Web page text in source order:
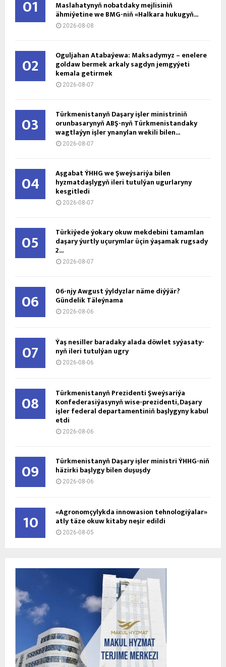
01 Maslahatynyň nobatdaky mejlisiniň
ähmiýetine we BMG-niň «Halkara hukugyň...
2026-08-08
02 Oguljahan Atabaýewa: Maksadymyz – enelere
goldaw bermek arkaly sagdyn jemgyýeti
kemala getirmek
2026-08-07
03 Türkmenistanyň Daşary işler ministriniň
orunbasarynyň ABŞ-nyň Türkmenistandaky
wagtlaýyn işler ynanylan wekili bilen...
2026-08-07
04 Aşgabat ÝHHG we Şweýsariýa bilen
hyzmatdaşlygyň ileri tutulýan ugurlaryny
kesgitledi
2026-08-07
05 Türkiýede ýokary okuw mekdebini tamamlan
daşary ýurtly uçurymlar üçin ýaşamak rugsady
2...
2026-08-07
06 06-njy Awgust ýyldyzlar näme diýýär?
Gündelik Täleýnama
2026-08-06
07 Ýaş ne­sil­ler ba­ra­da­ky ala­da döw­let sy­ýa­sa­ty­
nyň ile­ri tu­tul­ýan ug­ry
2026-08-06
08 Türkmenistanyň Prezidenti Şweýsariýa
Konfederasiýasynyň wise-prezidenti, Daşary
işler federal departamentiniň başlygyny kabul
etdi
2026-08-06
09 Türkmenistanyň Daşary işler ministri ÝHHG-niň
häzirki başlygy bilen duşuşdy
2026-08-06
10 «Agronomçylykda innowasion tehnologiýalar»
atly täze okuw kitaby neşir edildi
2026-08-05